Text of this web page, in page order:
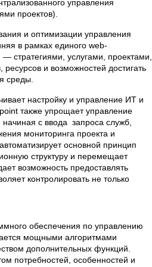
управления
проектов).
и оптимизации управления
в рамках единого web-
стратегиями, услугами, проектами,
и возможностей достигать
среды.
настройку и управление ИТ и
также упрощает управление
с ввода запроса служб,
мониторинга проекта и
основной принцип
структуру и перемещает
возможность предоставлять
контролировать не только
обеспечения по управлению
мощными алгоритмами
дополнительных функций.
потребностей, особенностей и